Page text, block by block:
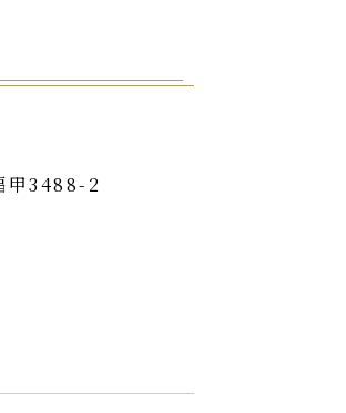
甲3488-2